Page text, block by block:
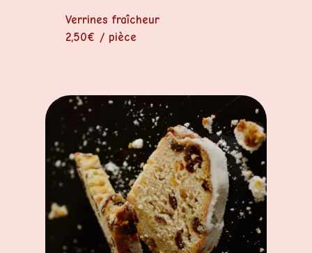
Verrines fraîcheur
2,50€ / pièce